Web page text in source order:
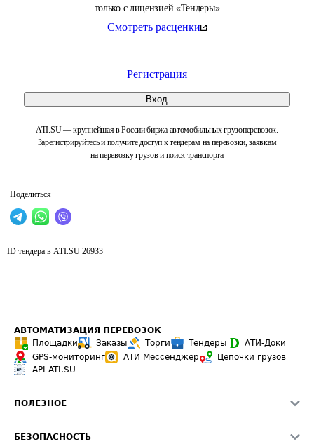
только с лицензией «Тендеры»
Смотреть расценки
Регистрация
Вход
ATI.SU — крупнейшая в России биржа автомобильных грузоперевозок.
Зарегистрируйтесь и получите доступ к тендерам на перевозки, заявкам
на перевозку грузов и поиск транспорта
Поделиться
ID тендера в ATI.SU 26933
АВТОМАТИЗАЦИЯ ПЕРЕВОЗОК
Площадки
Заказы Торги Тендеры
АТИ-Доки
GPS-мониторинг
АТИ Мессенджер
Цепочки грузов
API ATI.SU
ПОЛЕЗНОЕ
БЕЗОПАСНОСТЬ